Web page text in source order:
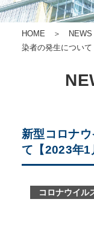
HOME ＞
染者の発生について
新型コロナ
て【2023年1
コロナウイル